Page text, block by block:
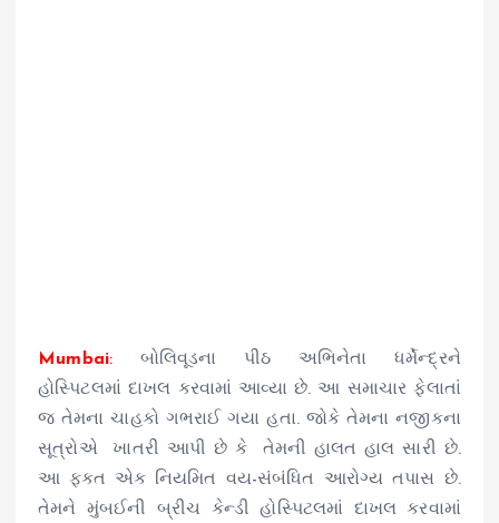
Mumbai: બોલિવૂડના પીઠ અભિનેતા ધર્મેન્દ્રને
હોસ્પિટલમાં દાખલ કરવામાં આવ્યા છે. આ સમાચાર ફેલાતાં
જ તેમના ચાહકો ગભરાઈ ગયા હતા. જોકે તેમના નજીકના
સૂત્રોએ ખાતરી આપી છે કે તેમની હાલત હાલ સારી છે.
આ ફક્ત એક નિયમિત વય-સંબંધિત આરોગ્ય તપાસ છે.
તેમને મુંબઈની બ્રીચ કેન્ડી હોસ્પિટલમાં દાખલ કરવામાં